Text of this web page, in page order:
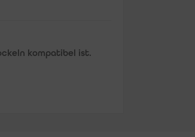
kompatibel ist.